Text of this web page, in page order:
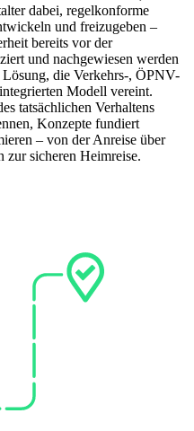
dabei, regelkonforme
und freizugeben –
bereits vor der
und nachgewiesen werden
die Verkehrs-, ÖPNV-
Modell vereint.
tatsächlichen Verhaltens
Konzepte fundiert
– von der Anreise über
zur sicheren Heimreise.